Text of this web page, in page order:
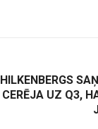
HILKENBERGS
CERĒJA UZ Q3,